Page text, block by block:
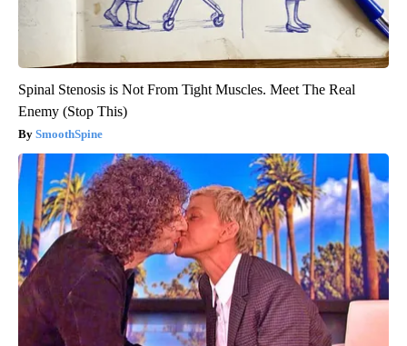
Spinal Stenosis is Not From Tight Muscles. Meet The Real
Enemy (Stop This)
SmoothSpine